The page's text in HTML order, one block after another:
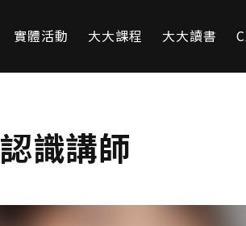
實體活動 大大課程 大大讀書
認識講師